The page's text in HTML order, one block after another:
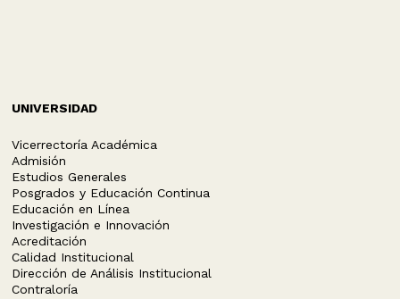
UNIVERSIDAD
Vicerrectoría Académica
Admisión
Estudios Generales
Posgrados y Educación Continua
Educación en Línea
Investigación e Innovación
Acreditación
Calidad Institucional
Dirección de Análisis Institucional
Contraloría